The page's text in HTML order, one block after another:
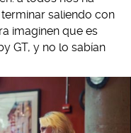
saliendo con
imaginen que es
GT, y no lo sabían